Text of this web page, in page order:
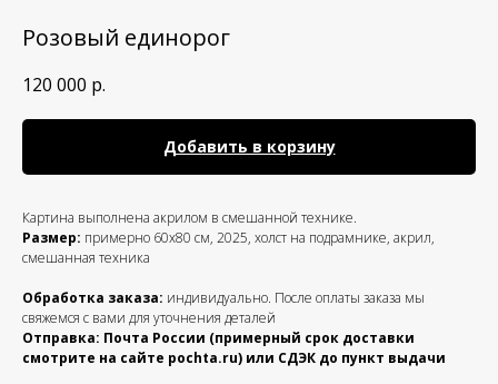
Розовый единорог
120 000 р.
Добавить в корзину
Картина выполнена акрилом в смешанной технике.
Размер: примерно 60х80 см, 2025, холст на подрамнике, акрил,
смешанная техника
Обработка заказа: индивидуально. После оплаты заказа мы
свяжемся с вами для уточнения деталей
Отправка: Почта России (примерный срок доставки
смотрите на сайте pochta.ru) или СДЭК до пункт выдачи